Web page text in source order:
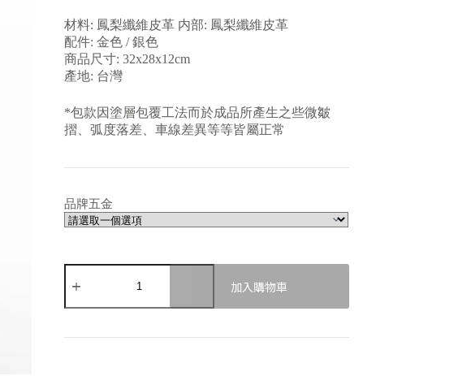
材料: 鳳梨纖維皮革 内部: 鳳梨纖維皮革
配件: 金色 / 銀色
商品尺寸: 32x28x12cm
產地: 台灣
*包款因塗層包覆工法而於成品所產生之些微皺
摺、弧度落差、車線差異等等皆屬正常
品牌五金
加入購物車